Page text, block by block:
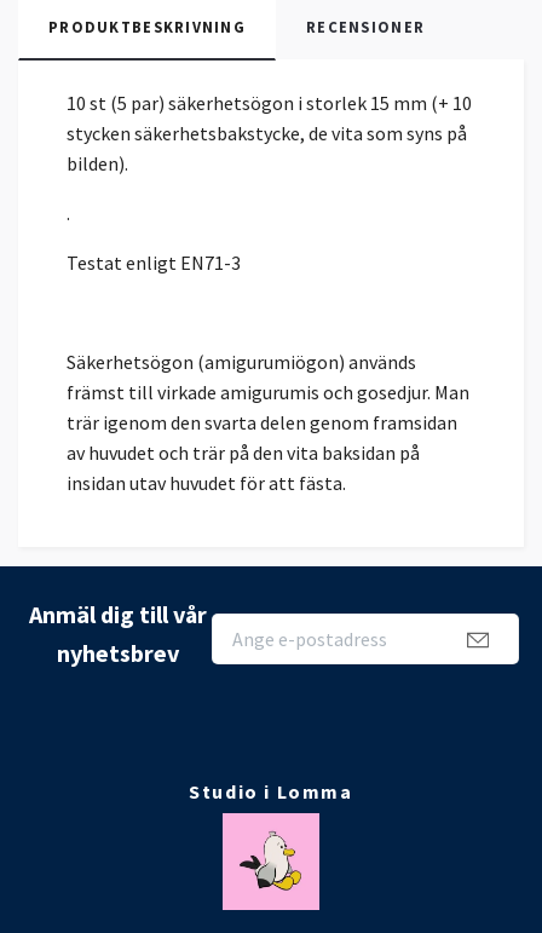
PRODUKTBESKRIVNING RECENSIONER
10 st (5 par) säkerhetsögon i storlek 15 mm (+ 10
stycken säkerhetsbakstycke, de vita som syns på
bilden).
.
Testat enligt EN71-3
Säkerhetsögon (amigurumiögon) används
främst till virkade amigurumis och gosedjur. Man
trär igenom den svarta delen genom framsidan
av huvudet och trär på den vita baksidan på
insidan utav huvudet för att fästa.
Anmäl dig till vår
nyhetsbrev
Studio i Lomma